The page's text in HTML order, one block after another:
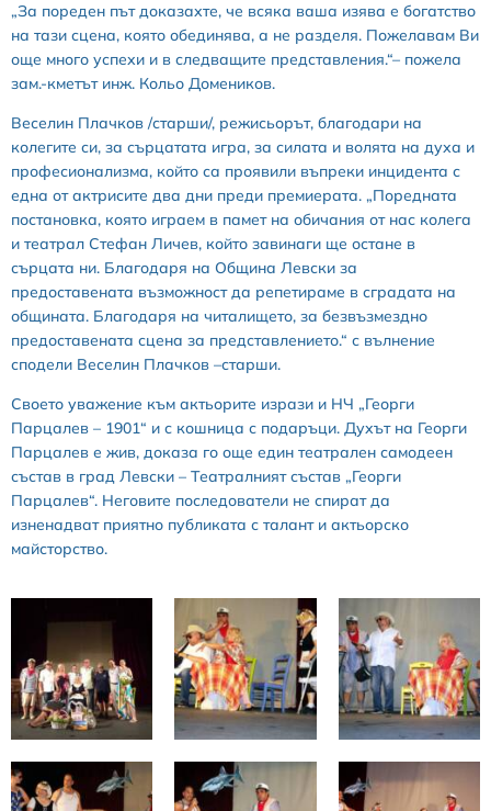
„За пореден път доказахте, че всяка ваша изява е богатство
на тази сцена, която обединява, а не разделя. Пожелавам Ви
още много успехи и в следващите представления.“– пожела
зам.-кметът инж. Кольо Домеников.
Веселин Плачков /старши/, режисьорът, благодари на
колегите си, за сърцатата игра, за силата и волята на духа и
професионализма, който са проявили въпреки инцидента с
една от актрисите два дни преди премиерата. „Поредната
постановка, която играем в памет на обичания от нас колега
и театрал Стефан Личев, който завинаги ще остане в
сърцата ни. Благодаря на Община Левски за
предоставената възможност да репетираме в сградата на
общината. Благодаря на читалището, за безвъзмездно
предоставената сцена за представлението.“ с вълнение
сподели Веселин Плачков –старши.
Своето уважение към актьорите изрази и НЧ „Георги
Парцалев – 1901“ и с кошница с подаръци. Духът на Георги
Парцалев е жив, доказа го още един театрален самодеен
състав в град Левски – Театралният състав „Георги
Парцалев“. Неговите последователи не спират да
изненадват приятно публиката с талант и актьорско
майсторство.